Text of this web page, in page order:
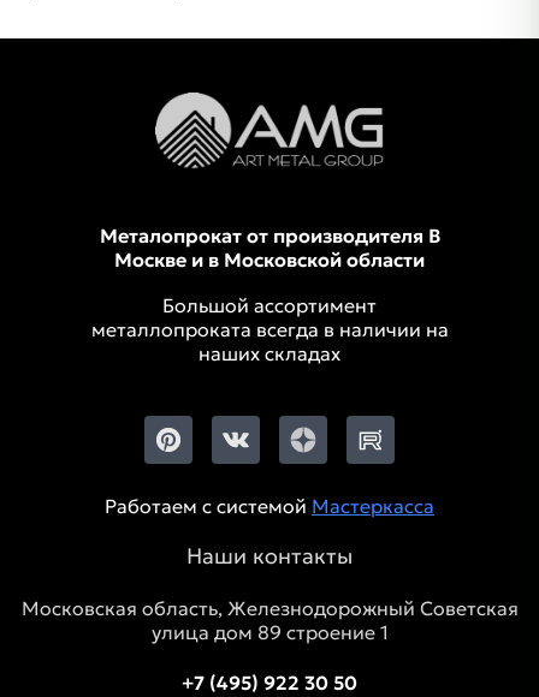
Металопрокат от производителя В
Москве и в Московской области
Большой ассортимент
металлопроката всегда в наличии на
наших складах
Работаем с системой Мастеркасса
Наши контакты
Московская область, Железнодорожный Советская
улица дом 89 строение 1
+7 (495) 922 30 50